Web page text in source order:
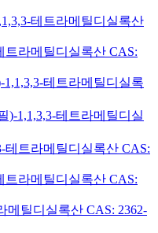
테트라메틸디실록산
트라메틸디실록산 CAS:
테트라메틸디실록
)-1,1,3,3-테트라메틸디실
테트라메틸디실록산 CAS:
트라메틸디실록산 CAS:
메틸디실록산 CAS: 2362-